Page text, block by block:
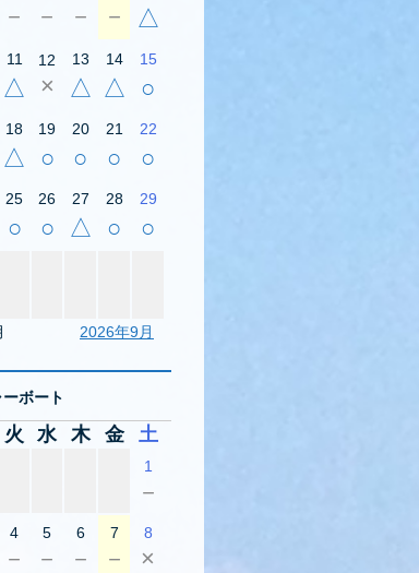
－ － － － △
11
△
12
×
13
△
14
△
15
○
18
△
19
○
20
○
21
○
22
○
25
○
26
○
27
△
28
○
29
○
2026年9月
ボート
火 水 木 金 土
1
－
4
－
5
－
6
－
7
－
8
×